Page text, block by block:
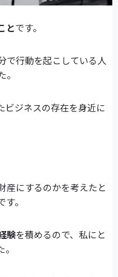
とです。
で行動を起こしている人
ビジネスの存在を身近に
産にするのかを考えたと
。
験を積めるので、私にと